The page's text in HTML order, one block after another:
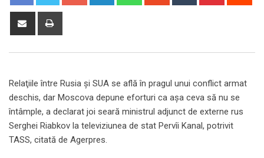
Share
Relaţiile între Rusia şi SUA se află în pragul unui conflict armat
deschis, dar Moscova depune eforturi ca aşa ceva să nu se
întâmple, a declarat joi seară ministrul adjunct de externe rus
Serghei Riabkov la televiziunea de stat Pervîi Kanal, potrivit
TASS, citată de Agerpres.